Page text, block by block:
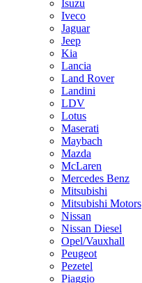
Isuzu
Iveco
Jaguar
Jeep
Kia
Lancia
Land Rover
Landini
LDV
Lotus
Maserati
Maybach
Mazda
McLaren
Mercedes Benz
Mitsubishi
Mitsubishi Motors
Nissan
Nissan Diesel
Opel/Vauxhall
Peugeot
Pezetel
Piaggio